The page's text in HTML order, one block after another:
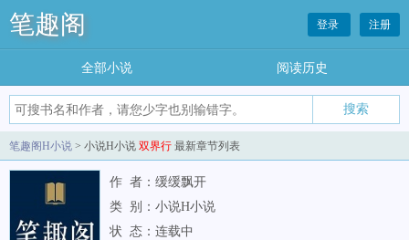
笔趣阁 登录 注册
全部小说 阅读历史
笔趣阁H小说 > 小说H小说 双界行 最新章节列表
作 者：缓缓飘开
类 别：小说H小说
状 态：连载中